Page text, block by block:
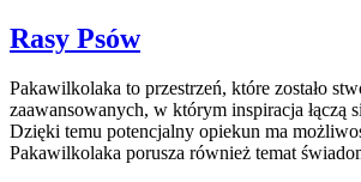
Rasy Psów
Pakawilkolaka to przestrzeń, które zostało
zaawansowanych, w którym inspiracja
Dzięki temu potencjalny opiekun ma
Pakawilkolaka porusza również temat